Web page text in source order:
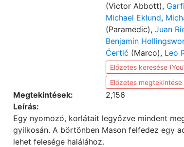
(Victor Abbott),
Michael Eklund,
(Paramedic), Juan
Benjamin
Ćertić (Marco), Leo
Előzetes keresése
Előzetes megtekintése
Megtekintések:
2,156
Leírás:
Egy nyomozó, korlátait legyőzve mindent
gyilkosán. A börtönben Mason felfedez egy
lehet felesége halálához.